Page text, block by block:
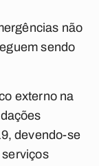
não
sendo
externo na
devendo-se